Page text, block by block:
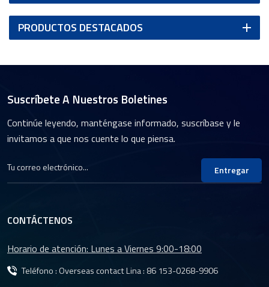
PRODUCTOS DESTACADOS
Suscríbete A Nuestros Boletines
Continúe leyendo, manténgase informado, suscríbase y le
invitamos a que nos cuente lo que piensa.
Entregar
CONTÁCTENOS
Horario de atención: Lunes a Viernes 9:00-18:00
Teléfono : Overseas contact Lina : 86 153-0268-9906